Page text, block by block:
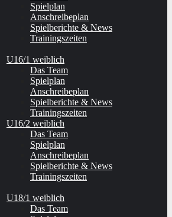
Spielplan
Anschreibeplan
Spielberichte & News
Trainingszeiten
U16/1 weiblich
Das Team
Spielplan
Anschreibeplan
Spielberichte & News
Trainingszeiten
U16/2 weiblich
Das Team
Spielplan
Anschreibeplan
Spielberichte & News
Trainingszeiten
U18/1 weiblich
Das Team